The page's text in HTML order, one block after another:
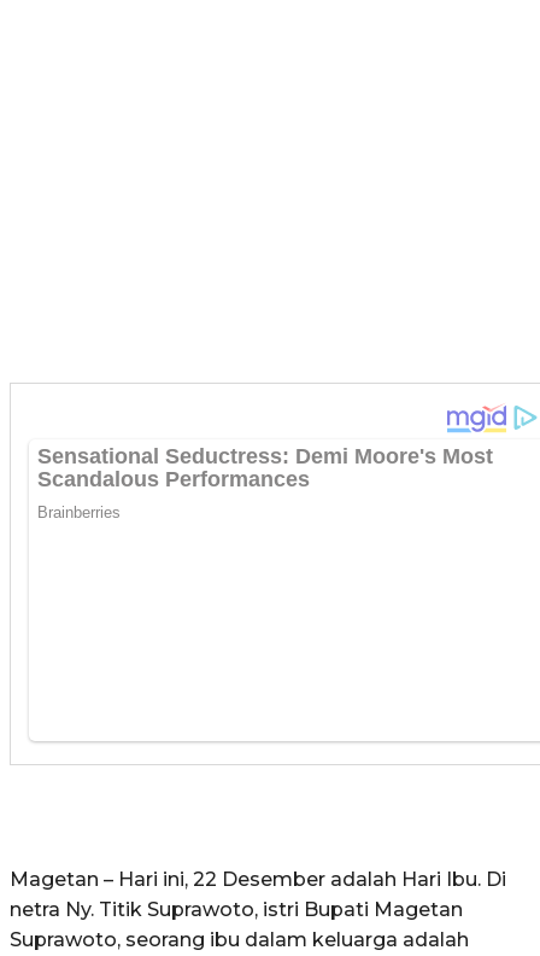
Magetan – Hari ini, 22 Desember adalah Hari Ibu. Di
netra Ny. Titik Suprawoto, istri Bupati Magetan
Suprawoto, seorang ibu dalam keluarga adalah